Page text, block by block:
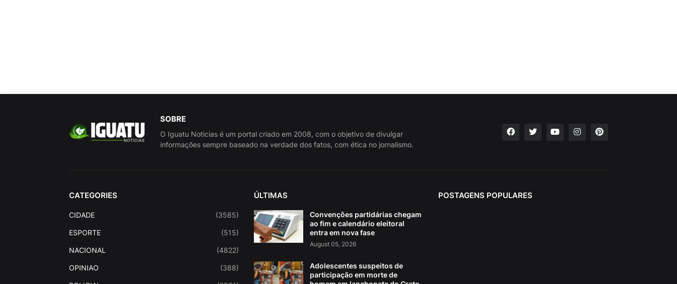
SOBRE
O Iguatu Noticias é um portal criado em 2008, com o objetivo de divulgar
informações sempre baseado na verdade dos fatos, com ética no jornalismo.
CATEGORIES
CIDADE (3585)
ESPORTE (515)
NACIONAL (4822)
OPINIAO (388)
ÚLTIMAS
Convenções partidárias chegam
ao fim e calendário eleitoral
entra em nova fase
August 05, 2026
Adolescentes suspeitos de
participação em morte de
POSTAGENS POPULARES